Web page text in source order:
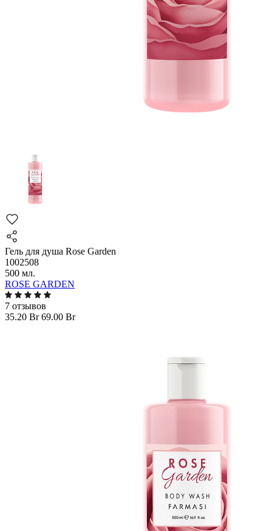
Гель для душа Rose Garden
1002508
500 мл.
ROSE GARDEN
7 отзывов
35.20 Br 69.00 Br